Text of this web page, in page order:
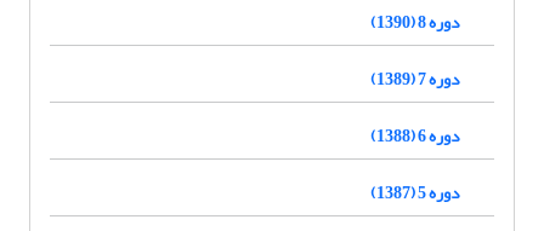
دوره 8 (1390)
دوره 7 (1389)
دوره 6 (1388)
دوره 5 (1387)